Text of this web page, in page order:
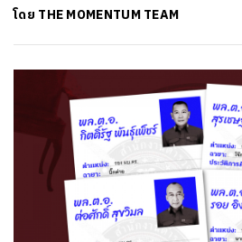
โดย THE MOMENTUM TEAM